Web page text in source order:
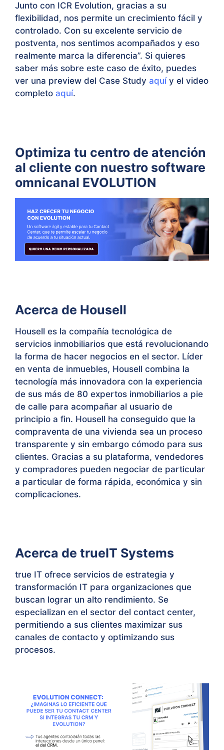
Junto con ICR Evolution, gracias a su
flexibilidad, nos permite un crecimiento fácil y
controlado. Con su excelente servicio de
postventa, nos sentimos acompañados y eso
realmente marca la diferencia”. Si quieres
saber más sobre este caso de éxito, puedes
ver una preview del Case Study aquíy el video
completo aquí.
Optimiza tu centro de atención
al cliente con nuestro software
omnicanal EVOLUTION
Acerca de Housell
Housell es la compañía tecnológica de
servicios inmobiliarios que está revolucionando
la forma de hacer negocios en el sector. Líder
en venta de inmuebles, Housell combina la
tecnología más innovadora con la experiencia
de sus más de 80 expertos inmobiliarios a pie
de calle para acompañar al usuario de
principio a fin. Housell ha conseguido que la
compraventa de una vivienda sea un proceso
transparente y sin embargo cómodo para sus
clientes. Gracias a su plataforma, vendedores
y compradores pueden negociar de particular
a particular de forma rápida, económica y sin
complicaciones.
Acerca de trueIT Systems
true IT ofrece servicios de estrategia y
transformación IT para organizaciones que
buscan lograr un alto rendimiento. Se
especializan en el sector del contact center,
permitiendo a sus clientes maximizar sus
canales de contacto y optimizando sus
procesos.